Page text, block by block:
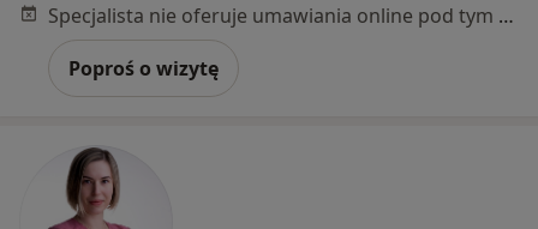
Specjalista nie oferuje umawiania online pod tym adresem.
Poproś o wizytę